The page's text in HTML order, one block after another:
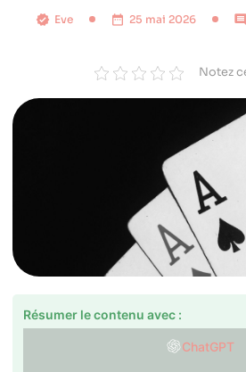
Eve 25 mai 2026
Notez
Résumer le contenu avec :
ChatGPT